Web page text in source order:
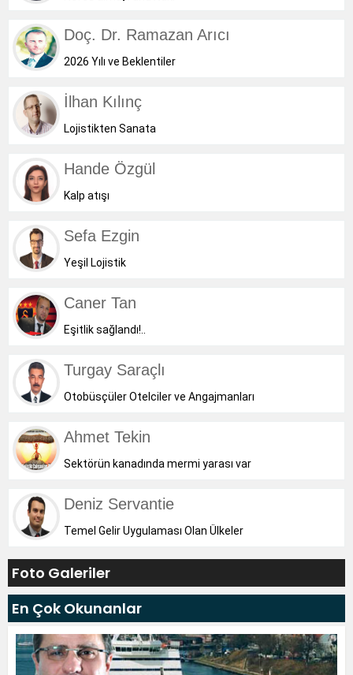
Doç. Dr. Ramazan Arıcı
2026 Yılı ve Beklentiler
İlhan Kılınç
Lojistikten Sanata
Hande Özgül
Kalp atışı
Sefa Ezgin
Yeşil Lojistik
Caner Tan
Eşitlik sağlandı!..
Turgay Saraçlı
Otobüsçüler Otelciler ve Angajmanları
Ahmet Tekin
Sektörün kanadında mermi yarası var
Deniz Servantie
Temel Gelir Uygulaması Olan Ülkeler
Foto Galeriler
En Çok Okunanlar